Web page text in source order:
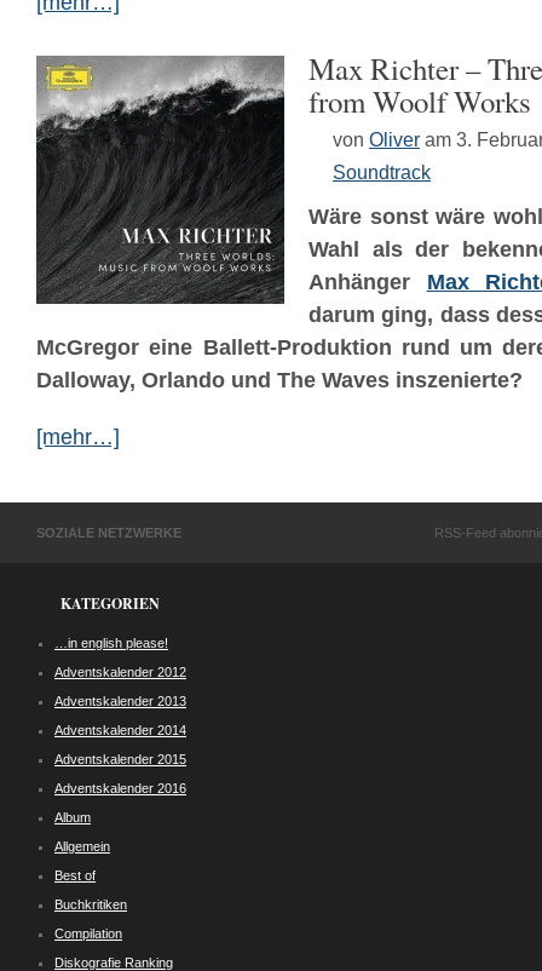
Max Richter –
from Woolf Works
von Oliver am 3.
Soundtrack
Wäre sonst wäre
Wahl als der
Anhänger Max
darum ging, dass
McGregor eine Ballett-Produktion rund um
Dalloway, Orlando und The Waves inszenierte?
[mehr…]
SOZIALE NETZWERKE RSS-Feed
KATEGORIEN
…in english please!
Adventskalender 2012
Adventskalender 2013
Adventskalender 2014
Adventskalender 2015
Adventskalender 2016
Album
Allgemein
Best of
Buchkritiken
Compilation
Diskografie Ranking